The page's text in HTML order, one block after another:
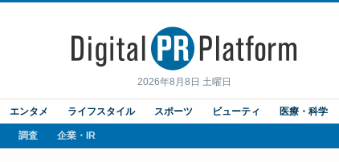
2026年8月8日 土曜日
エンタメ ライフスタイル スポーツ ビューティ 医療・科学
調査 企業・IR